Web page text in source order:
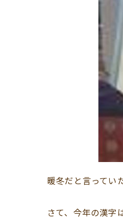
暖冬だと言ってい
さて、今年の漢字